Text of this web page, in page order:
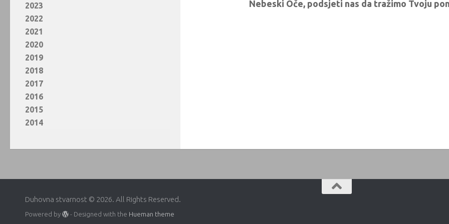
Nebeski Oče, podsjeti nas da tražimo Tvoju
2023
2022
2021
2020
2019
2018
2017
2016
2015
2014
Duhovna stvarnost © 2026. All Rights Reserved.
Powered by - Designed with the Hueman theme